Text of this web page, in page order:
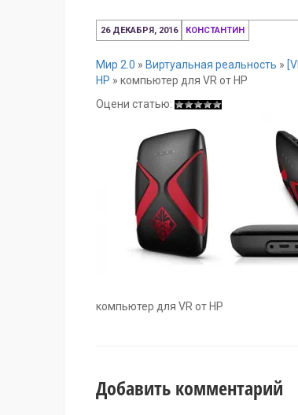
26 ДЕКАБРЯ, 2016
26
декабря,
КОНСТАНТИН
Мир 2.0 » Виртуальная реальность »
HP » компьютер для VR от HP
Оцени статью:
компьютер для VR от HP
Добавить комментарий